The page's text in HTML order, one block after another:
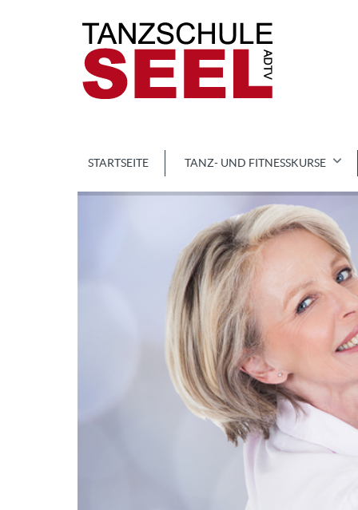
STARTSEITE TANZ- UND FITNESSKURSE